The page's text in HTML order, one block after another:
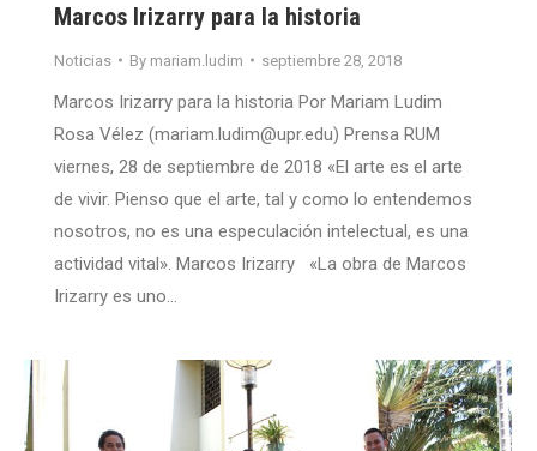
Marcos Irizarry para la historia
Noticias By mariam.ludim septiembre 28, 2018
Marcos Irizarry para la historia Por Mariam Ludim
Rosa Vélez (mariam.ludim@upr.edu) Prensa RUM
viernes, 28 de septiembre de 2018 «El arte es el arte
de vivir. Pienso que el arte, tal y como lo entendemos
nosotros, no es una especulación intelectual, es una
actividad vital». Marcos Irizarry «La obra de Marcos
Irizarry es uno…